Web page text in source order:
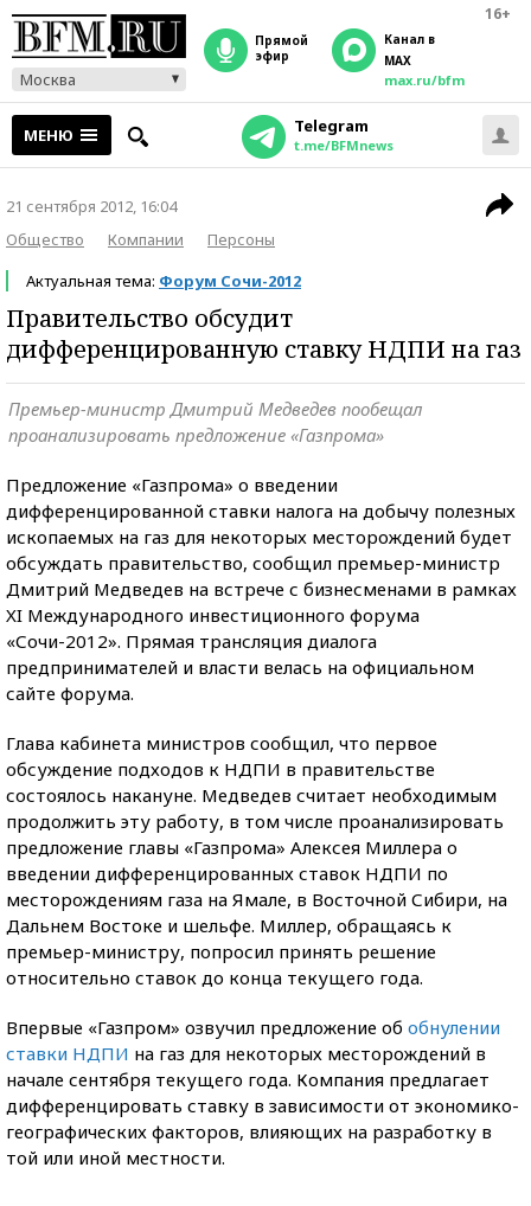
16+
Москва
прямой
эфир
Канал в
MAX
max.ru/bfm
МЕНЮ Telegram
t.me/BFMnews
21 сентября 2012, 16:04
Общество
Компании
Персоны
Актуальная тема: Форум Сочи-2012
Правительство обсудит
дифференцированную ставку НДПИ на газ
Премьер-министр Дмитрий Медведев пообещал
проанализировать предложение «Газпрома»
Предложение «Газпрома» о введении
дифференцированной ставки налога на добычу полезных
ископаемых на газ для некоторых месторождений будет
обсуждать правительство, сообщил премьер-министр
Дмитрий Медведев на встрече с бизнесменами в рамках
XI Международного инвестиционного форума
«Сочи-2012». Прямая трансляция диалога
предпринимателей и власти велась на официальном
сайте форума.
Глава кабинета министров сообщил, что первое
обсуждение подходов к НДПИ в правительстве
состоялось накануне. Медведев считает необходимым
продолжить эту работу, в том числе проанализировать
предложение главы «Газпрома» Алексея Миллера о
введении дифференцированных ставок НДПИ по
месторождениям газа на Ямале, в Восточной Сибири, на
Дальнем Востоке и шельфе. Миллер, обращаясь к
премьер-министру, попросил принять решение
относительно ставок до конца текущего года.
Впервые «Газпром» озвучил предложение об обнулении
ставки НДПИ на газ для некоторых месторождений в
начале сентября текущего года. Компания предлагает
дифференцировать ставку в зависимости от экономико-
географических факторов, влияющих на разработку в
той или иной местности.